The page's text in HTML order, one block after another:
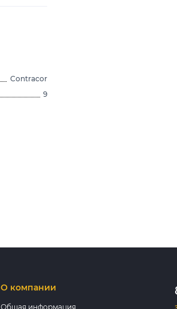
Contracor
9
О компании
Общая информация